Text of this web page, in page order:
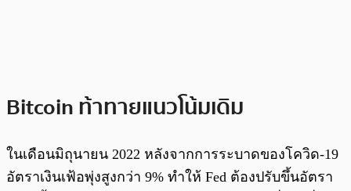
Bitcoin ท้าทายแนวโน้มเดิม
ในเดือนมิถุนายน 2022 หลังจากการระบาดของโควิด-19
อัตราเงินเฟ้อพุ่งสูงกว่า 9% ทำให้ Fed ต้องปรับขึ้นอัตรา